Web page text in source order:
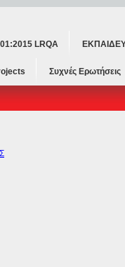
LRQA
Συχνές Ερωτήσεις